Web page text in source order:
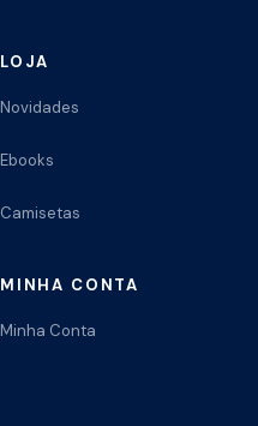
LOJA
Novidades
Ebooks
Camisetas
MINHA CONTA
Minha Conta